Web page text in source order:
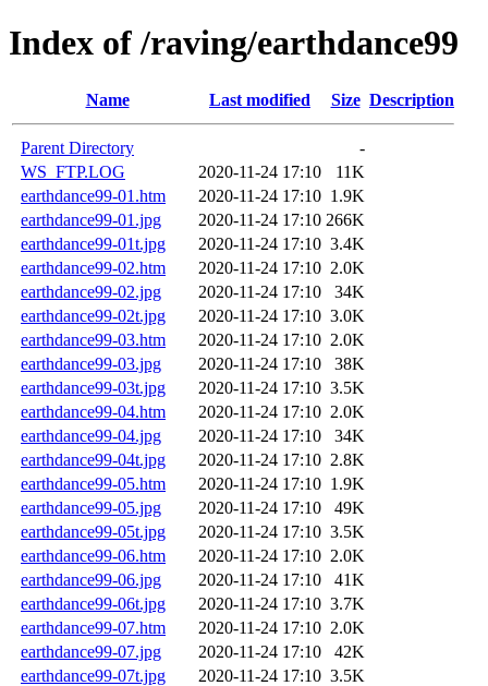
Index of /raving/earthdance99
Name Last modified Size Description
Parent Directory
-
WS_FTP.LOG
2020-11-24 17:10
11K
earthdance99-01.htm
2020-11-24 17:10 1.9K
earthdance99-01.jpg
2020-11-24 17:10 266K
earthdance99-01t.jpg
2020-11-24 17:10 3.4K
earthdance99-02.htm
2020-11-24 17:10 2.0K
earthdance99-02.jpg
2020-11-24 17:10
34K
earthdance99-02t.jpg
2020-11-24 17:10 3.0K
earthdance99-03.htm
2020-11-24 17:10 2.0K
earthdance99-03.jpg
2020-11-24 17:10
38K
earthdance99-03t.jpg
2020-11-24 17:10 3.5K
earthdance99-04.htm
2020-11-24 17:10 2.0K
earthdance99-04.jpg
2020-11-24 17:10
34K
earthdance99-04t.jpg
2020-11-24 17:10 2.8K
earthdance99-05.htm
2020-11-24 17:10 1.9K
earthdance99-05.jpg
2020-11-24 17:10
49K
earthdance99-05t.jpg
2020-11-24 17:10 3.5K
earthdance99-06.htm
2020-11-24 17:10 2.0K
earthdance99-06.jpg
2020-11-24 17:10
41K
earthdance99-06t.jpg
2020-11-24 17:10 3.7K
earthdance99-07.htm
2020-11-24 17:10 2.0K
earthdance99-07.jpg
2020-11-24 17:10
42K
earthdance99-07t.jpg
2020-11-24 17:10 3.5K